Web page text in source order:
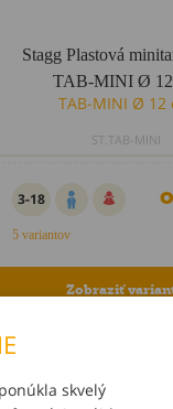
Stagg Plastová
TAB-MINI Ø
ST.TAB-MINI
3-18
5 variantov
Zobraziť
skvelý